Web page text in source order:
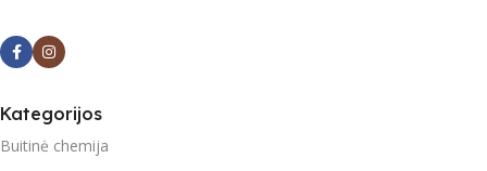
Kategorijos
Buitinė chemija